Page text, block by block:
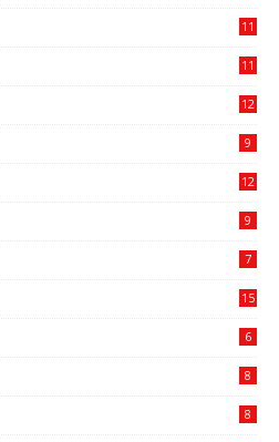
11
11
12
9
12
9
7
15
6
8
8